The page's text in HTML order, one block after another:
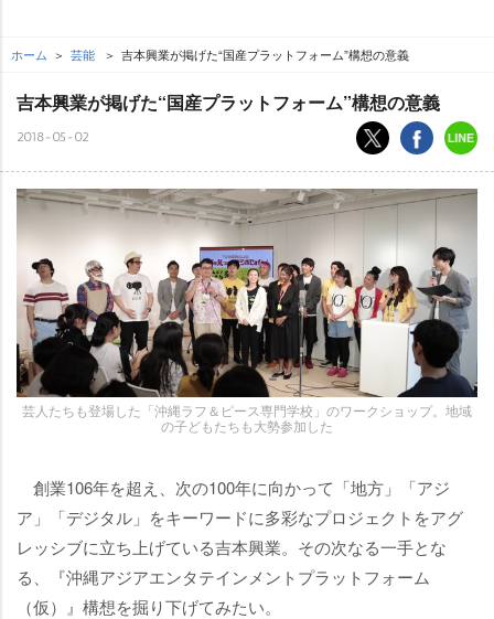
ホーム 芸能 吉本興業が掲げた“国産プラットフォーム”構想の意義
吉本興業が掲げた“国産プラットフォーム”構想の意義
2018-05-02
芸人たちも登場した「沖縄ラフ＆ピース専門学校」のワークショップ。地域
の子どもたちも大勢参加した
創業106年を超え、次の100年に向かって「地方」「アジ
ア」「デジタル」をキーワードに多彩なプロジェクトをアグ
レッシブに立ち上げている吉本興業。その次なる一手とな
る、『沖縄アジアエンタテインメントプラットフォーム
（仮）』構想を掘り下げてみたい。